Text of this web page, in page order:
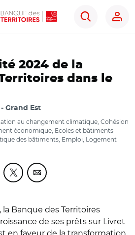
Rechercher
2024 de la
dans le
Grand Est
au changement climatique, Cohésion
économique, Ecoles et bâtiments
des bâtiments, Emploi, Logement
page sur Facebook
cette page sur Linkedin
Partager cette page sur Twitter
Partager cette page sur
Banque des Territoires
de ses prêts sur Livret